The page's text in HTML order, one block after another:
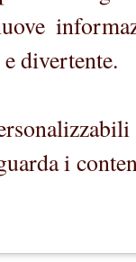
divertente.
i